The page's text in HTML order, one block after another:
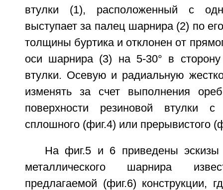
втулки (1), расположенный с
выступает за палец шарнира (2) по
толщины буртика и отклонен от
оси шарнира (3) на 5-30° в сторону
втулки. Осевую и радиальную
изменять за счет выполнения
поверхности резиновой втулки
сплошного (фиг.4) или прерывистого
На фиг.5 и 6 приведены эскизы
металлического шарнира
предлагаемой (фиг.6) конструкции,